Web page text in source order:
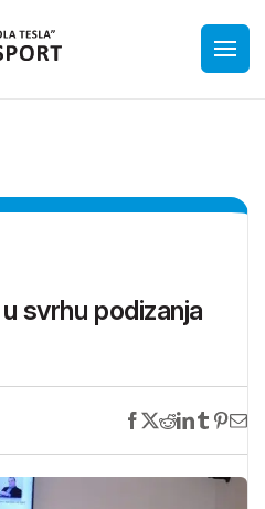
svrhu podizanja